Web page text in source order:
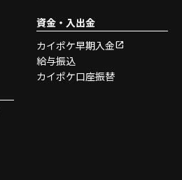
資金・入出金
カイポケ早期入金
給与振込
カイポケ口座振替